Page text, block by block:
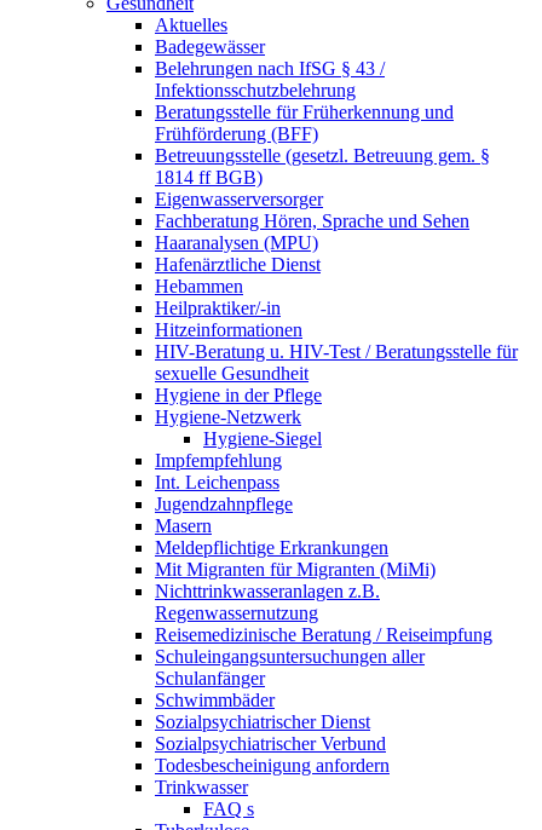
Aktuelles
Badegewässer
Belehrungen nach IfSG § 43 /
Infektionsschutzbelehrung
Beratungsstelle für Früherkennung und
Frühförderung (BFF)
Betreuungsstelle (gesetzl. Betreuung gem. §
1814 ff BGB)
Eigenwasserversorger
Fachberatung Hören, Sprache und Sehen
Haaranalysen (MPU)
Hafenärztliche Dienst
Hebammen
Heilpraktiker/-in
Hitzeinformationen
HIV-Beratung u. HIV-Test / Beratungsstelle für
sexuelle Gesundheit
Hygiene in der Pflege
Hygiene-Netzwerk
Hygiene-Siegel
Impfempfehlung
Int. Leichenpass
Jugendzahnpflege
Masern
Meldepflichtige Erkrankungen
Mit Migranten für Migranten (MiMi)
Nichttrinkwasseranlagen z.B.
Regenwassernutzung
Reisemedizinische Beratung / Reiseimpfung
Schuleingangsuntersuchungen aller
Schulanfänger
Schwimmbäder
Sozialpsychiatrischer Dienst
Sozialpsychiatrischer Verbund
Todesbescheinigung anfordern
Trinkwasser
FAQ s